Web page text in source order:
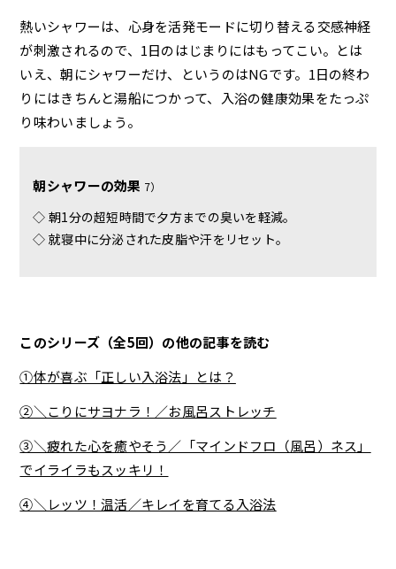
熱いシャワーは、心身を活発モードに切り替える交感神経
が刺激されるので、1日のはじまりにはもってこい。とは
いえ、朝にシャワーだけ、というのはNGです。1日の終わ
りにはきちんと湯船につかって、入浴の健康効果をたっぷ
り味わいましょう。
朝シャワーの効果 7）
◇ 朝1分の超短時間で夕方までの臭いを軽減。
◇ 就寝中に分泌された皮脂や汗をリセット。
このシリーズ（全5回）の他の記事を読む
①体が喜ぶ「正しい入浴法」とは？
②＼こりにサヨナラ！／お風呂ストレッチ
③＼疲れた心を癒やそう／「マインドフロ（風呂）ネス」
でイライラもスッキリ！
④＼レッツ！温活／キレイを育てる入浴法